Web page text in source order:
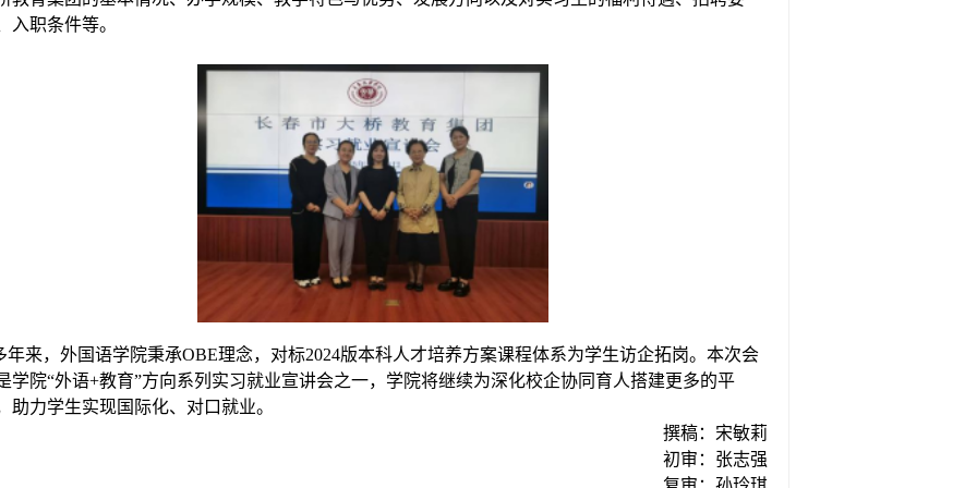
入职条件等。
年来， 外国语学院秉承OBE理念，对标2024版本科人才培养方案课程体系为学生访企拓岗。本次会
学院“外语+教育”方向系列实习就业宣讲会之一，学院将继续为深化校企协同育人搭建更多的平
助力学生实现国际化、 对口就业。
撰稿： 宋敏莉
初审： 张志强